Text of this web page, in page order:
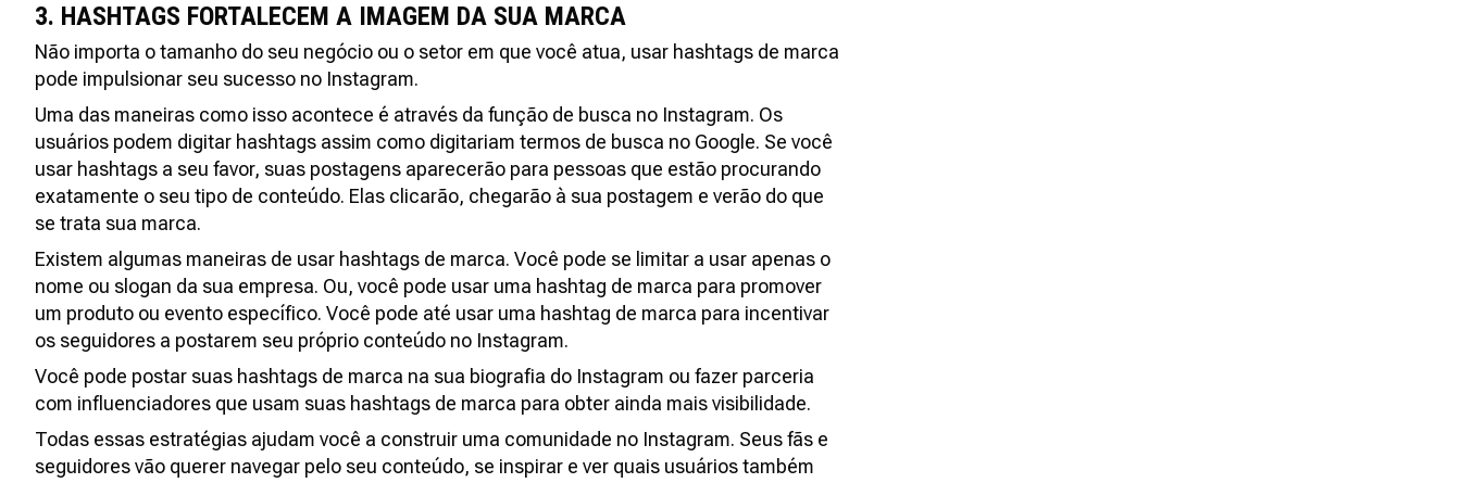
3. HASHTAGS FORTALECEM A IMAGEM DA SUA MARCA
Não importa o tamanho do seu negócio ou o setor em que você atua, usar hashtags de marca
pode impulsionar seu sucesso no Instagram.
Uma das maneiras como isso acontece é através da função de busca no Instagram. Os
usuários podem digitar hashtags assim como digitariam termos de busca no Google. Se você
usar hashtags a seu favor, suas postagens aparecerão para pessoas que estão procurando
exatamente o seu tipo de conteúdo. Elas clicarão, chegarão à sua postagem e verão do que
se trata sua marca.
Existem algumas maneiras de usar hashtags de marca. Você pode se limitar a usar apenas o
nome ou slogan da sua empresa. Ou, você pode usar uma hashtag de marca para promover
um produto ou evento específico. Você pode até usar uma hashtag de marca para incentivar
os seguidores a postarem seu próprio conteúdo no Instagram.
Você pode postar suas hashtags de marca na sua biografia do Instagram ou fazer parceria
com influenciadores que usam suas hashtags de marca para obter ainda mais visibilidade.
Todas essas estratégias ajudam você a construir uma comunidade no Instagram. Seus fãs e
seguidores vão querer navegar pelo seu conteúdo, se inspirar e ver quais usuários também